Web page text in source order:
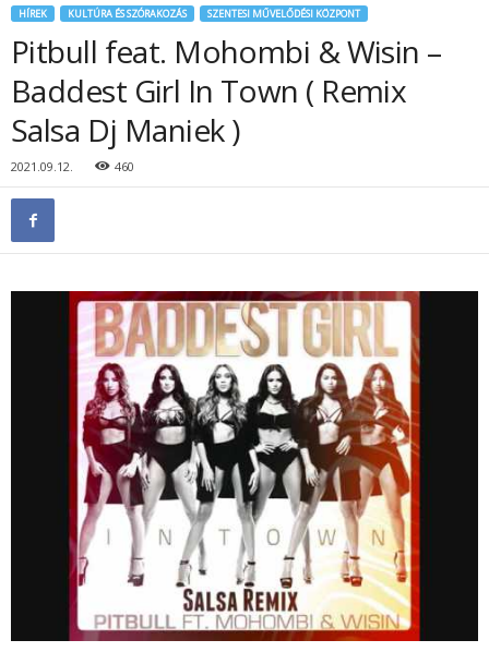
HÍREK KULTÚRA ÉS SZÓRAKOZÁS SZENTESI MŰVELŐDÉSI KÖZPONT
Pitbull feat. Mohombi & Wisin –
Baddest Girl In Town ( Remix
Salsa Dj Maniek )
2021.09.12. 460